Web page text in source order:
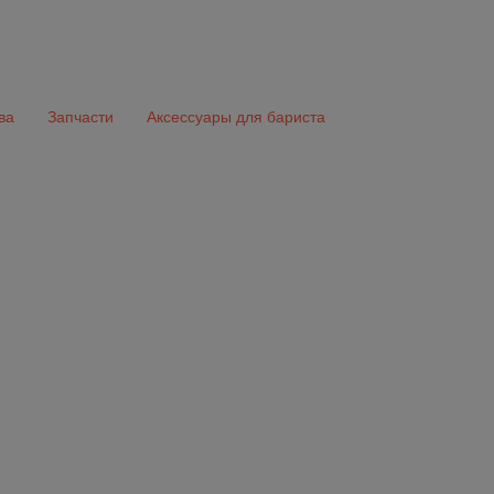
Запчасти Аксессуары для бариста